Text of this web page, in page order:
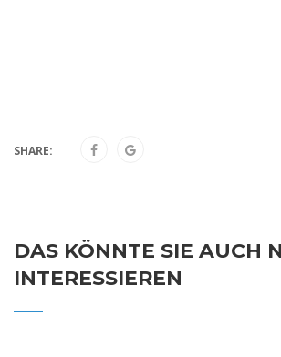
SHARE:
DAS KÖNNTE SIE AUCH
INTERESSIEREN